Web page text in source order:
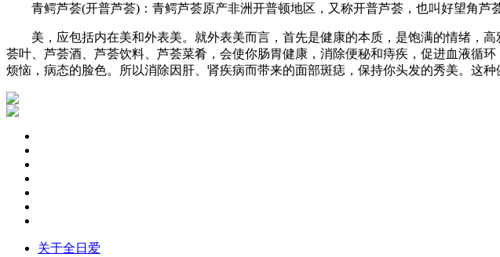
青鳄芦荟(开普芦荟)：青鳄芦荟原产非洲开普顿地区，又称开普芦荟，也叫好望角芦
美，应包括内在美和外表美。就外表美而言，首先是健康的本质，是饱满的情绪，高
荟叶、芦荟酒、芦荟饮料、芦荟菜肴，会使你肠胃健康，消除便秘和痔疾，促进血液循
烦恼，病态的脸色。所以消除因肝、肾疾病而带来的面部斑痣，保持你头发的秀美。这种
关于全日爱